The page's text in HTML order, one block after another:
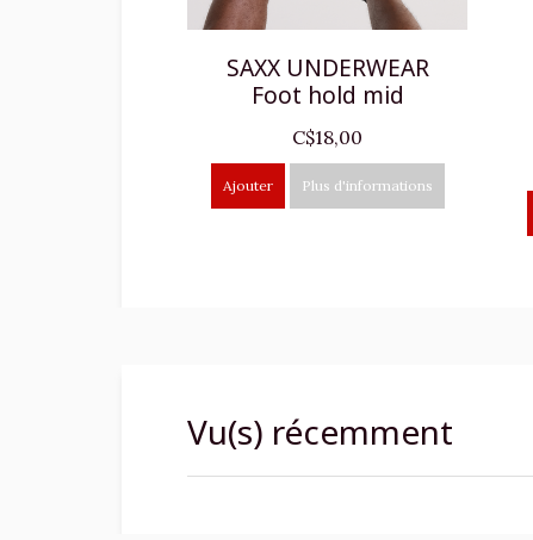
SAXX UNDERWEAR
Foot hold mid
C$18,00
Ajouter Plus d'informations
Vu(s) récemment